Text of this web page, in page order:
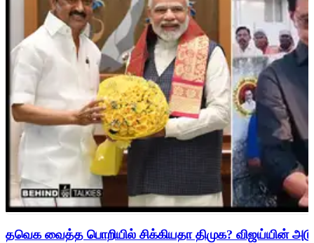
தவெக வைத்த பொறியில் சிக்கியதா திமுக? விஜய்யின்